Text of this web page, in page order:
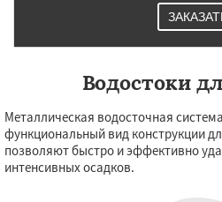
Водостоки
Металлическая водосточная
функциональный вид конструкции
позволяют быстро и эффективно
интенсивных осадков.